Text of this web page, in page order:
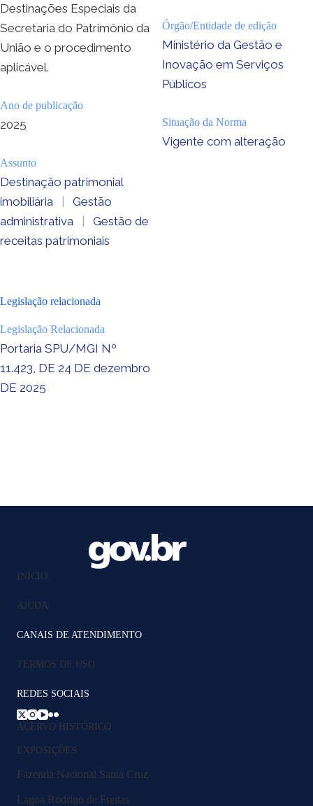
Destinações Especiais da
Secretaria do Patrimônio da
União e o procedimento
aplicável.
Ano de publicação
2025
Assunto
Destinação patrimonial
imobiliária
|
Gestão
administrativa
|
Gestão de
receitas patrimoniais
Órgão/Entidade de edição
Ministério da Gestão e
Inovação em Serviços
Públicos
Situação da Norma
Vigente com alteração
Legislação relacionada
Legislação Relacionada
Portaria SPU/MGI Nº
11.423, DE 24 DE dezembro
DE 2025
INÍCIO
AJUDA
CANAIS DE ATENDIMENTO
TERMOS DE USO
REDES SOCIAIS
ACERVO HISTÓRICO
EXPOSIÇÕES
Fazenda Nacional Santa Cruz
Lagoa Rodrigo de Freitas